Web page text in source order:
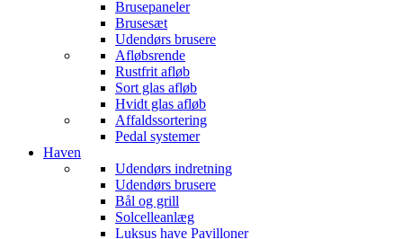
Brusepaneler
Brusesæt
Udendørs brusere
Afløbsrende
Rustfrit afløb
Sort glas afløb
Hvidt glas afløb
Affaldssortering
Pedal systemer
Haven
Udendørs indretning
Udendørs brusere
Bål og grill
Solcelleanlæg
Luksus have Pavilloner